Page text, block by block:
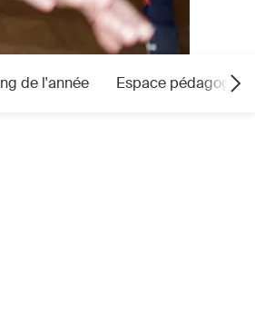
de l'année Espace